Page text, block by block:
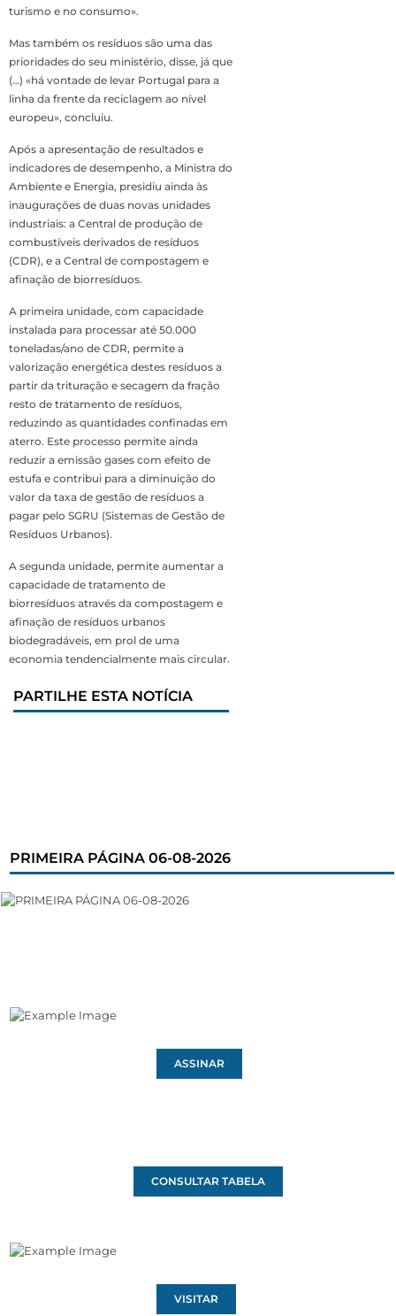
turismo e no consumo».
Mas também os resíduos são uma das
prioridades do seu ministério, disse, já que
(…) «há vontade de levar Portugal para a
linha da frente da reciclagem ao nível
europeu», concluiu.
Após a apresentação de resultados e
indicadores de desempenho, a Ministra do
Ambiente e Energia, presidiu ainda às
inaugurações de duas novas unidades
industriais: a Central de produção de
combustíveis derivados de resíduos
(CDR), e a Central de compostagem e
afinação de biorresíduos.
A primeira unidade, com capacidade
instalada para processar até 50.000
toneladas/ano de CDR, permite a
valorização energética destes resíduos a
partir da trituração e secagem da fração
resto de tratamento de resíduos,
reduzindo as quantidades confinadas em
aterro. Este processo permite ainda
reduzir a emissão gases com efeito de
estufa e contribui para a diminuição do
valor da taxa de gestão de resíduos a
pagar pelo SGRU (Sistemas de Gestão de
Resíduos Urbanos).
A segunda unidade, permite aumentar a
capacidade de tratamento de
biorresíduos através da compostagem e
afinação de resíduos urbanos
biodegradáveis, em prol de uma
economia tendencialmente mais circular.
PARTILHE ESTA NOTÍCIA
PRIMEIRA PÁGINA 06-08-2026
ASSINAR
CONSULTAR TABELA
VISITAR